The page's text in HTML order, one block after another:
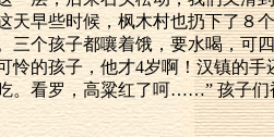
天早些时候，枫木村也扔下了８
三个孩子都嚷着饿，要水喝，
怜的孩子，他才4岁啊！汉镇的
。看罗，高粱红了呵……” 孩子